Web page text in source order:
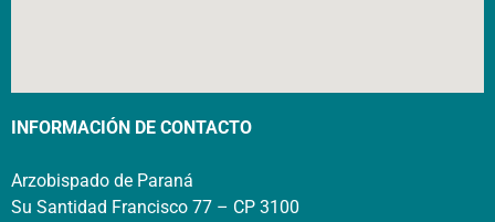
INFORMACIÓN DE CONTACTO
Arzobispado de Paraná
Su Santidad Francisco 77 – CP 3100